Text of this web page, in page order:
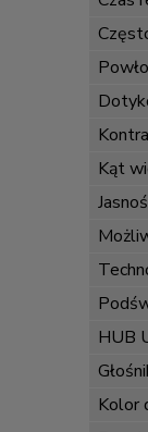
Kąt
HUB
Kolor